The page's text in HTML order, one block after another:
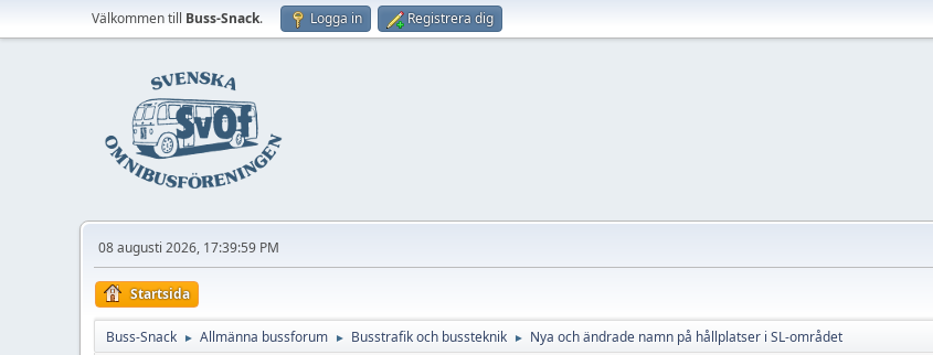
Välkommen till Buss-Snack. Logga in Registrera dig
08 augusti 2026, 17:39:59 PM
Startsida
Buss-Snack ► Allmänna bussforum ► Busstrafik och bussteknik ► Nya och ändrade namn på hållplatser i SL-området